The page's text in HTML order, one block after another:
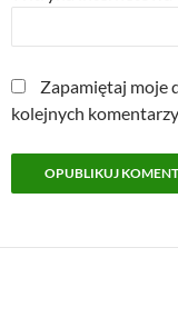
Zapamiętaj moje
kolejnych